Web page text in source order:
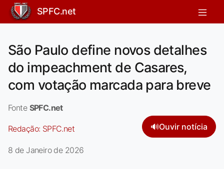
SPFC.net
São Paulo define novos detalhes
do impeachment de Casares,
com votação marcada para breve
Fonte SPFC.net
Redação: SPFC.net 🔊Ouvir notícia
8 de Janeiro de 2026